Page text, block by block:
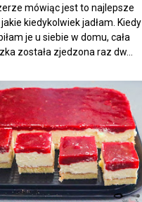
mówiąc jest to najlepsze
kiedykolwiek jadłam. Kiedy
je u siebie w domu, cała
została zjedzona raz dw...